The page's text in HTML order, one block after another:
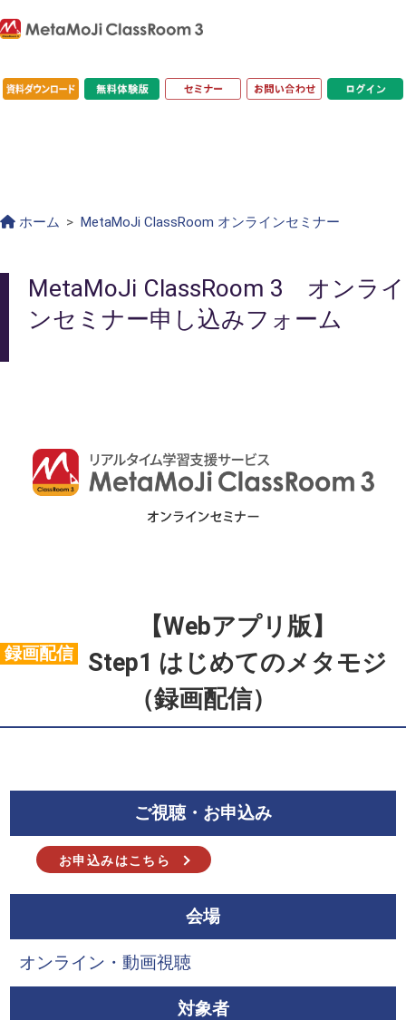
ホーム MetaMoJi ClassRoom オンラインセミナー
MetaMoJi ClassRoom 3 オンライ
ンセミナー申し込みフォーム
録画配信
【Webアプリ版】
Step1 はじめてのメタモジ
（録画配信）
ご視聴・お申込み
お申込みはこちら
会場
オンライン・動画視聴
対象者